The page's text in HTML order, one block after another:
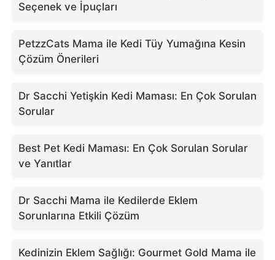
Seçenek ve İpuçları
PetzzCats Mama ile Kedi Tüy Yumağına Kesin
Çözüm Önerileri
Dr Sacchi Yetişkin Kedi Maması: En Çok Sorulan
Sorular
Best Pet Kedi Maması: En Çok Sorulan Sorular
ve Yanıtlar
Dr Sacchi Mama ile Kedilerde Eklem
Sorunlarına Etkili Çözüm
Kedinizin Eklem Sağlığı: Gourmet Gold Mama ile